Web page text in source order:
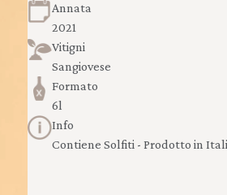
Annata
2021
Vitigni
Sangiovese
Formato
6l
Info
Contiene Solfiti - Prodotto in